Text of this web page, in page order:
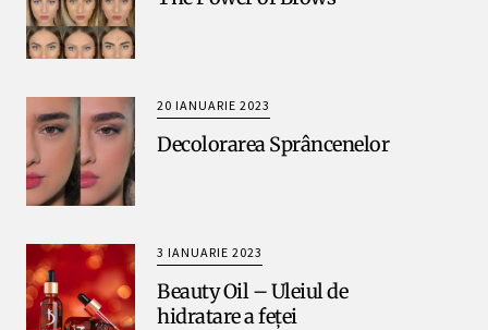
20 IANUARIE 2023
Decolorarea Sprâncenelor
3 IANUARIE 2023
Beauty Oil – Uleiul de
hidratare a feței